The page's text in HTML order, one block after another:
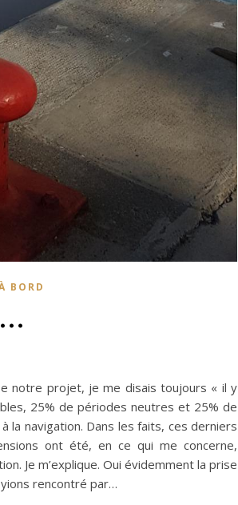
BORD
notre projet, je me disais toujours « il y
25% de périodes neutres et 25% de
la navigation. Dans les faits, ces derniers
ont été, en ce qui me concerne,
Je m’explique. Oui évidemment la prise
rencontré par…